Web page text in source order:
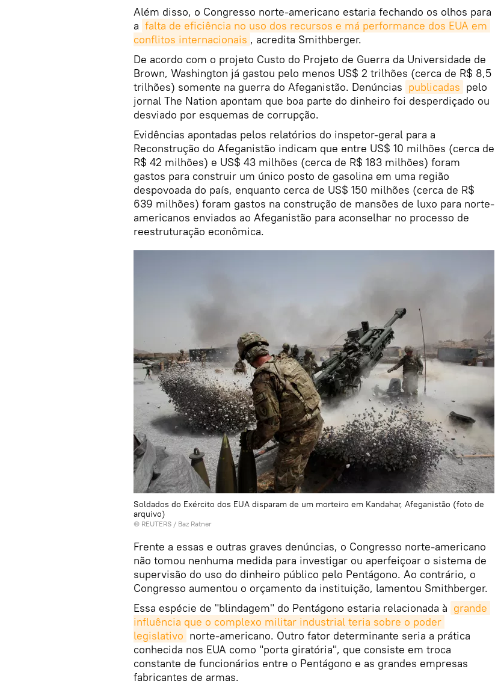
Além disso, o Congresso norte-americano estaria fechando os olhos para
a falta de eficiência no uso dos recursos e má performance dos EUA em
conflitos internacionais , acredita Smithberger.
De acordo com o projeto Custo do Projeto de Guerra da Universidade de
Brown, Washington já gastou pelo menos US$ 2 trilhões (cerca de R$ 8,5
trilhões) somente na guerra do Afeganistão. Denúncias publicadas pelo
jornal The Nation apontam que boa parte do dinheiro foi desperdiçado ou
desviado por esquemas de corrupção.
Evidências apontadas pelos relatórios do inspetor-geral para a
Reconstrução do Afeganistão indicam que entre US$ 10 milhões (cerca de
R$ 42 milhões) e US$ 43 milhões (cerca de R$ 183 milhões) foram
gastos para construir um único posto de gasolina em uma região
despovoada do país, enquanto cerca de US$ 150 milhões (cerca de R$
639 milhões) foram gastos na construção de mansões de luxo para norte-
americanos enviados ao Afeganistão para aconselhar no processo de
reestruturação econômica.
Soldados do Exército dos EUA disparam de um morteiro em Kandahar, Afeganistão (foto de
arquivo)
© REUTERS / Baz Ratner
Frente a essas e outras graves denúncias, o Congresso norte-americano
não tomou nenhuma medida para investigar ou aperfeiçoar o sistema de
supervisão do uso do dinheiro público pelo Pentágono. Ao contrário, o
Congresso aumentou o orçamento da instituição, lamentou Smithberger.
Essa espécie de "blindagem" do Pentágono estaria relacionada à grande
influência que o complexo militar industrial teria sobre o poder
legislativo norte-americano. Outro fator determinante seria a prática
conhecida nos EUA como "porta giratória", que consiste em troca
constante de funcionários entre o Pentágono e as grandes empresas
fabricantes de armas.